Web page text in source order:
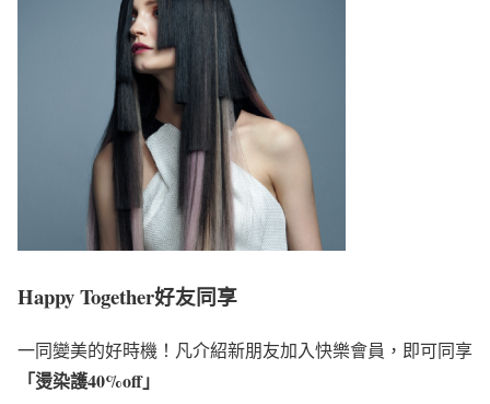
Happy Together好友同享
一同變美的好時機！凡介紹新朋友加入快樂會員，即可同享
「燙染護40%off」